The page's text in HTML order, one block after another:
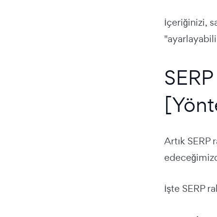
İçeriğinizi,
Artık SERP
İşte SERP